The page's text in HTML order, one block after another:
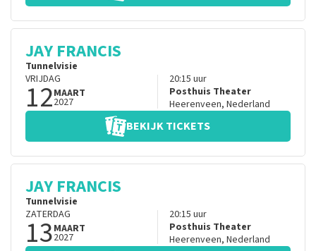
JAY FRANCIS
Tunnelvisie
VRIJDAG
12MAART
2027
20:15 uur
Posthuis Theater
Heerenveen, Nederland
BEKIJK TICKETS
JAY FRANCIS
Tunnelvisie
ZATERDAG
13MAART
2027
20:15 uur
Posthuis Theater
Heerenveen, Nederland